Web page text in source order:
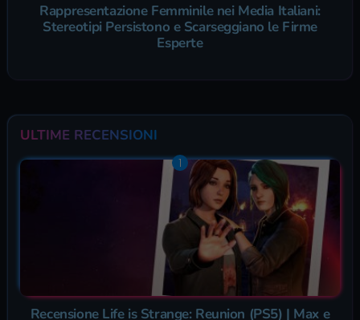
Rappresentazione Femminile nei Media Italiani:
Stereotipi Persistono e Scarseggiano le Firme
Esperte
ULTIME RECENSIONI
Recensione Life is Strange: Reunion (PS5) | Max e